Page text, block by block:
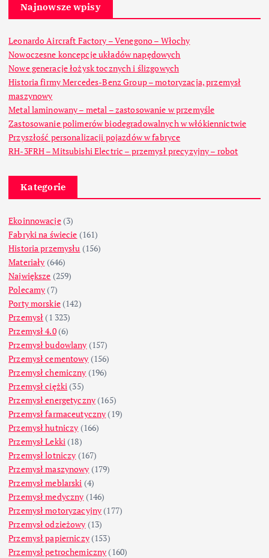
Najnowsze wpisy
Leonardo Aircraft Factory – Venegono – Włochy
Nowoczesne koncepcje układów napędowych
Nowe generacje łożysk tocznych i ślizgowych
Historia firmy Mercedes-Benz Group – motoryzacja, przemysł
maszynowy
Metal laminowany – metal – zastosowanie w przemyśle
Zastosowanie polimerów biodegradowalnych w włókiennictwie
Przyszłość personalizacji pojazdów w fabryce
RH-3FRH – Mitsubishi Electric – przemysł precyzyjny – robot
Kategorie
Ekoinnowacje(3)
Fabryki na świecie (161)
Historia przemysłu (156)
Materiały (646)
Największe (259)
Polecamy (7)
Porty morskie(142)
Przemysł (1 323)
Przemysł 4.0(6)
Przemysł budowlany (157)
Przemysł cementowy (156)
Przemysł chemiczny (196)
Przemysł ciężki (35)
Przemysł energetyczny (165)
Przemysł farmaceutyczny (19)
Przemysł hutniczy (166)
Przemysł Lekki (18)
Przemysł lotniczy (167)
Przemysł maszynowy (179)
Przemysł meblarski (4)
Przemysł medyczny (146)
Przemysł motoryzacyjny (177)
Przemysł odzieżowy (13)
Przemysł papierniczy(153)
Przemysł petrochemiczny (160)